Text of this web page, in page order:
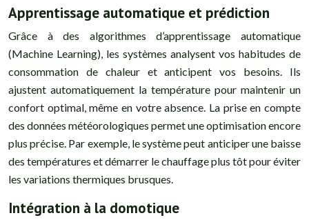
Apprentissage automatique et prédiction
Grâce à des algorithmes d’apprentissage automatique
(Machine Learning), les systèmes analysent vos habitudes de
consommation de chaleur et anticipent vos besoins. Ils
ajustent automatiquement la température pour maintenir un
confort optimal, même en votre absence. La prise en compte
des données météorologiques permet une optimisation encore
plus précise. Par exemple, le système peut anticiper une baisse
des températures et démarrer le chauffage plus tôt pour éviter
les variations thermiques brusques.
Intégration à la domotique